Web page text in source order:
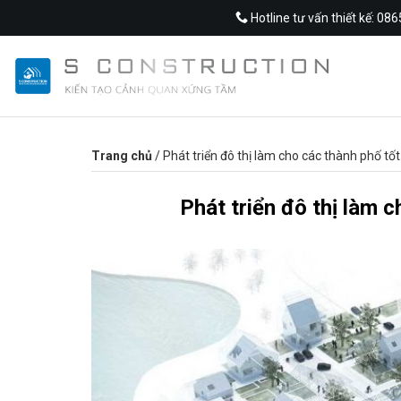
to
content
Hotline tư vấn thiết kế:
Trang chủ / Phát triển đô thị làm cho các thành phố
Phát triển đô thị làm